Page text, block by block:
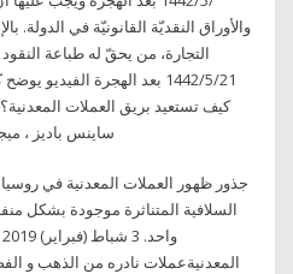
والأوراق النقديّة القانونيّة في الدولة.
التجارة، من يحقّ له طباعة
21‏‏/5‏‏/1442 بعد الهجرة
كيف تستعيد بريق العملات المعدنية؟
ساينس باديز ، ميجان
جذور ظهور العملات المعدنية في روسيا
السلافية المتناثرة موجودة بشكل
المعدنيةعملات نادره من الذهب و